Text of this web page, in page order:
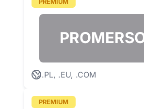
PREMIUM
.PL, .EU, .COM
PREMIUM